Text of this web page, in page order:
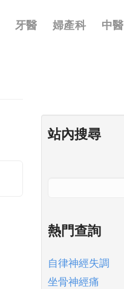
牙醫 婦產科 中醫
站內搜尋
熱門查詢
自律神經失調
坐骨神經痛